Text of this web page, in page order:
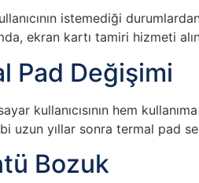
istemediği
ekran kartı tamiri hizmeti
Pad Değişimi
kullanıcısının hem
uzun yıllar sonra termal pad
Bozuk